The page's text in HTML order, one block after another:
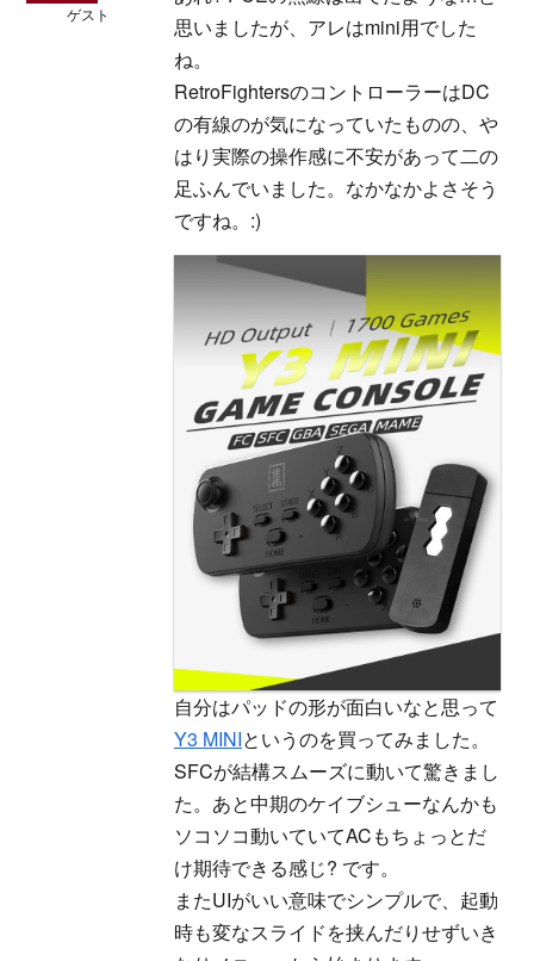
ゲスト
思いましたが、アレはmini用でした
ね。
RetroFightersのコントローラーはDC
の有線のが気になっていたものの、や
はり実際の操作感に不安があって二の
足ふんでいました。なかなかよさそう
ですね。:)
自分はパッドの形が面白いなと思って
Y3 MINIというのを買ってみました。
SFCが結構スムーズに動いて驚きまし
た。あと中期のケイブシューなんかも
ソコソコ動いていてACもちょっとだ
け期待できる感じ? です。
またUIがいい意味でシンプルで、起動
時も変なスライドを挟んだりせずいき